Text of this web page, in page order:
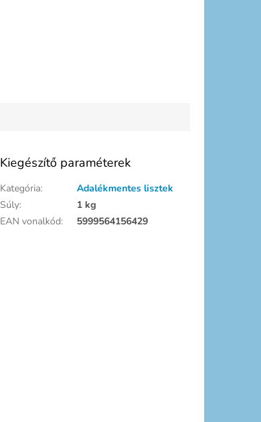
Kiegészítő paraméterek
Kategória:
Adalékmentes lisztek
Súly:
1 kg
EAN vonalkód: 5999564156429